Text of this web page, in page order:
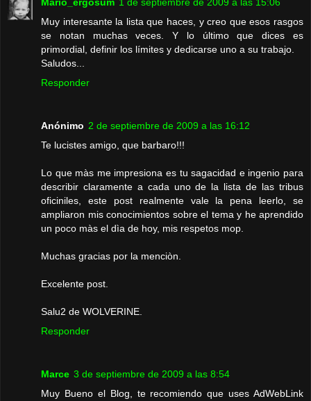
Mario_ergosum 1 de septiembre de 2009 a las 15:06
Muy interesante la lista que haces, y creo que esos rasgos
se notan muchas veces. Y lo último que dices es
primordial, definir los límites y dedicarse uno a su trabajo.
Saludos...
Responder
Anónimo 2 de septiembre de 2009 a las 16:12
Te lucistes amigo, que barbaro!!!
Lo que màs me impresiona es tu sagacidad e ingenio para
describir claramente a cada uno de la lista de las tribus
oficiniles, este post realmente vale la pena leerlo, se
ampliaron mis conocimientos sobre el tema y he aprendido
un poco màs el dìa de hoy, mis respetos mop.
Muchas gracias por la menciòn.
Excelente post.
Salu2 de WOLVERINE.
Responder
Marce 3 de septiembre de 2009 a las 8:54
Muy Bueno el Blog, te recomiendo que uses AdWebLink